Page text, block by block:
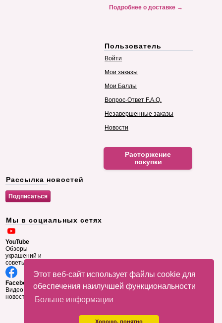
Этот веб-сайт использует файлы cookie для
обеспечения наилучшей функциональности
Больше информации
Хорошо, понятно
Подробнее о доставке →
Пользователь
Войти
Мои заказы
Мои Баллы
Вопрос-Ответ F.A.Q.
Незавершенные заказы
Новости
Расторжение
покупки
Рассылка новостей
Мы в социальных сетях
YouTube
Обзоры
украшений и
советы
Facebook
Видео и
новости